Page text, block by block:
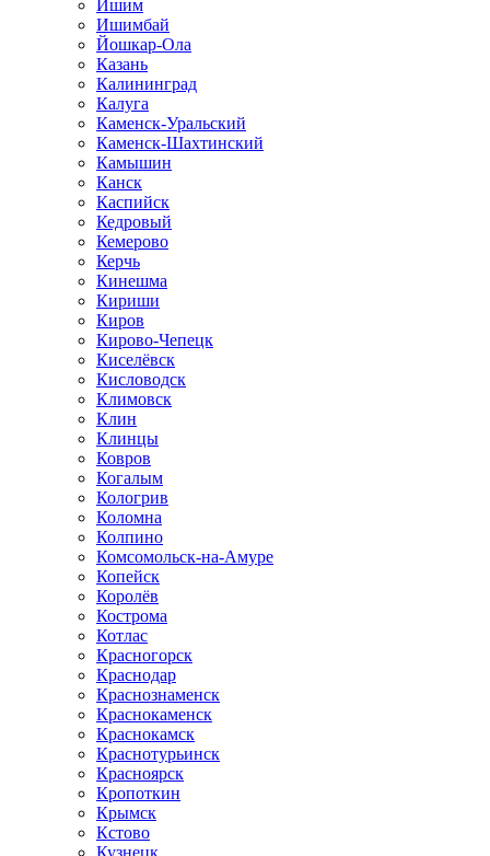
Ишим
Ишимбай
Йошкар-Ола
Казань
Калининград
Калуга
Каменск-Уральский
Каменск-Шахтинский
Камышин
Канск
Каспийск
Кедровый
Кемерово
Керчь
Кинешма
Кириши
Киров
Кирово-Чепецк
Киселёвск
Кисловодск
Климовск
Клин
Клинцы
Ковров
Когалым
Кологрив
Коломна
Колпино
Комсомольск-на-Амуре
Копейск
Королёв
Кострома
Котлас
Красногорск
Краснодар
Краснознаменск
Краснокаменск
Краснокамск
Краснотурьинск
Красноярск
Кропоткин
Крымск
Кстово
Кузнецк